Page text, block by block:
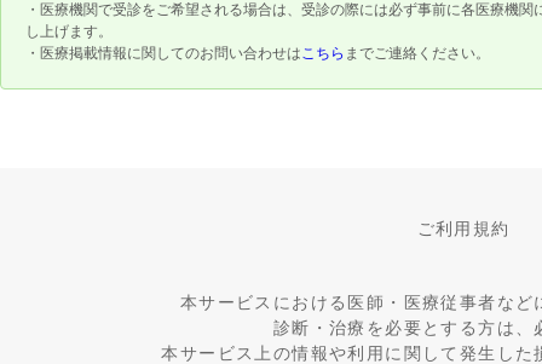
・医療機関で受診をご希望される場合は、受診の際には必ず事前に各医療機
し上げます。
・医療掲載情報に関してのお問い合わせはこちら までご連絡ください。
ご利用規約
本サービスにおける医師・医療従事者な
診断・治療を必要とする方は
本サービス上の情報や利用に関して発生し